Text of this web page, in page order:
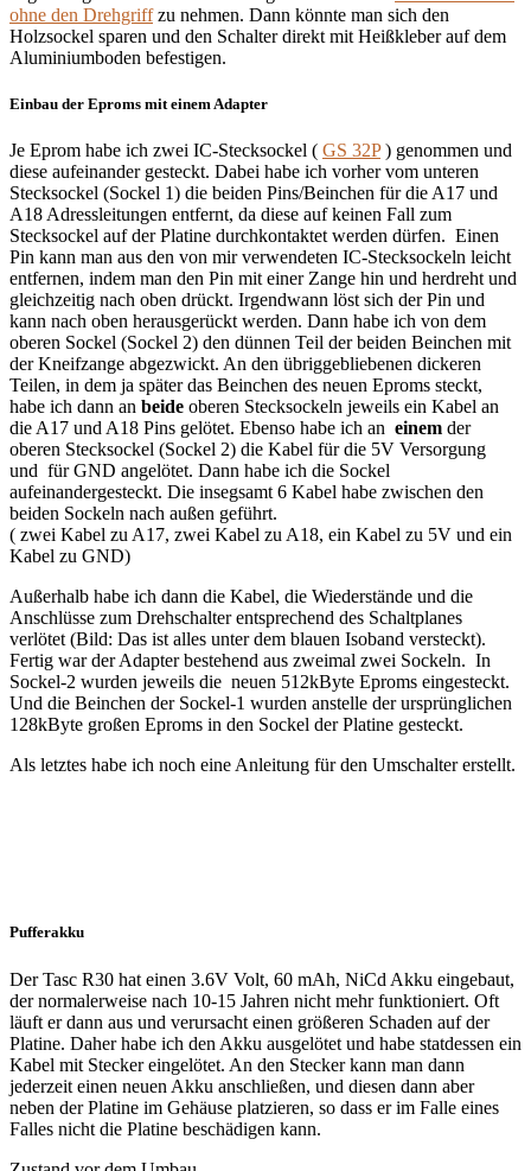
ohne den Drehgriffzu nehmen. Dann könnte man sich den
Holzsockel sparen und den Schalter direkt mit Heißkleber auf dem
Aluminiumboden befestigen.
Einbau der Eproms mit einem Adapter
Je Eprom habe ich zwei IC-Stecksockel ( GS 32P) genommen und
diese aufeinander gesteckt. Dabei habe ich vorher vom unteren
Stecksockel (Sockel 1) die beiden Pins/Beinchen für die A17 und
A18 Adressleitungen entfernt, da diese auf keinen Fall zum
Stecksockel auf der Platine durchkontaktet werden dürfen. Einen
Pin kann man aus den von mir verwendeten IC-Stecksockeln leicht
entfernen, indem man den Pin mit einer Zange hin und herdreht und
gleichzeitig nach oben drückt. Irgendwann löst sich der Pin und
kann nach oben herausgerückt werden. Dann habe ich von dem
oberen Sockel (Sockel 2) den dünnen Teil der beiden Beinchen mit
der Kneifzange abgezwickt. An den übriggebliebenen dickeren
Teilen, in dem ja später das Beinchen des neuen Eproms steckt,
habe ich dann an beide oberen Stecksockeln jeweils ein Kabel an
die A17 und A18 Pins gelötet. Ebenso habe ich an einem der
oberen Stecksockel (Sockel 2) die Kabel für die 5V Versorgung
und für GND angelötet. Dann habe ich die Sockel
aufeinandergesteckt. Die insegsamt 6 Kabel habe zwischen den
beiden Sockeln nach außen geführt.
( zwei Kabel zu A17, zwei Kabel zu A18, ein Kabel zu 5V und ein
Kabel zu GND)
Außerhalb habe ich dann die Kabel, die Wiederstände und die
Anschlüsse zum Drehschalter entsprechend des Schaltplanes
verlötet (Bild: Das ist alles unter dem blauen Isoband versteckt).
Fertig war der Adapter bestehend aus zweimal zwei Sockeln. In
Sockel-2 wurden jeweils die neuen 512kByte Eproms eingesteckt.
Und die Beinchen der Sockel-1 wurden anstelle der ursprünglichen
128kByte großen Eproms in den Sockel der Platine gesteckt.
Als letztes habe ich noch eine Anleitung für den Umschalter erstellt.
Pufferakku
Der Tasc R30 hat einen 3.6V Volt, 60 mAh, NiCd Akku eingebaut,
der normalerweise nach 10-15 Jahren nicht mehr funktioniert. Oft
läuft er dann aus und verursacht einen größeren Schaden auf der
Platine. Daher habe ich den Akku ausgelötet und habe statdessen ein
Kabel mit Stecker eingelötet. An den Stecker kann man dann
jederzeit einen neuen Akku anschließen, und diesen dann aber
neben der Platine im Gehäuse platzieren, so dass er im Falle eines
Falles nicht die Platine beschädigen kann.